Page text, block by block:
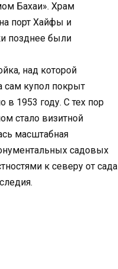
Бахаи». Храм
порт Хайфы и
позднее были
над которой
сам купол покрыт
в 1953 году. С тех пор
стало визитной
масштабная
садовых
к северу от сада